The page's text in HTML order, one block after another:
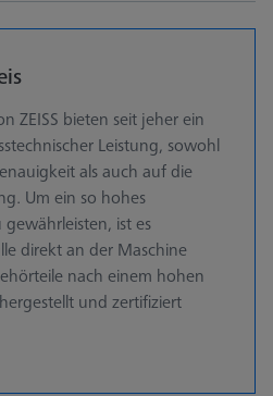
ZEISS bieten seit jeher ein
Leistung, sowohl
als auch auf die
Um ein so hohes
ist es
direkt an der Maschine
nach einem hohen
und zertifiziert